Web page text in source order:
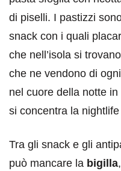
di piselli. I pastizzi
snack con i quali
che nell’isola si
che ne vendono di
nel cuore della notte
si concentra la nightlife
Tra gli snack e gli
può mancare la bigilla